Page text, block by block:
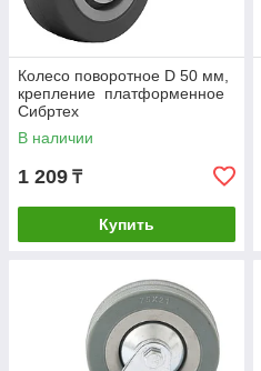
Колесо поворотное D 50 мм,
крепление платформенное
Сибртех
В наличии
1 209 ₸
Купить